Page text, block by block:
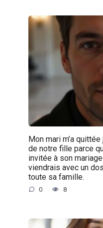
Mon mari m’a
de notre fille parce
invitée à son
viendrais avec un
toute sa famille.
0 8